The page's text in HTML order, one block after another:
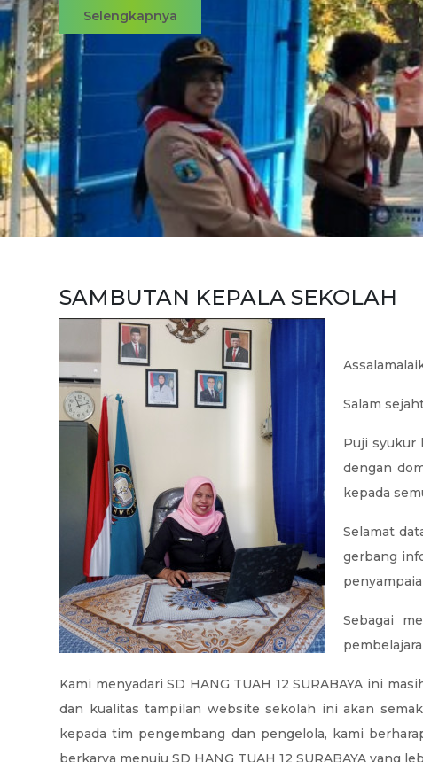
Selengkapnya
SAMBUTAN KEPALA SEKOLAH
Assala
Salam
Puji syukur
dengan
kepada
Selamat
gerbang
Sebagai
Kami menyadari SD HANG TUAH 12 SURABAYA ini
dan kualitas tampilan website sekolah ini akan
kepada tim pengembang dan pengelola, kami
berkarya menuju SD HANG TUAH 12 SURABAYA